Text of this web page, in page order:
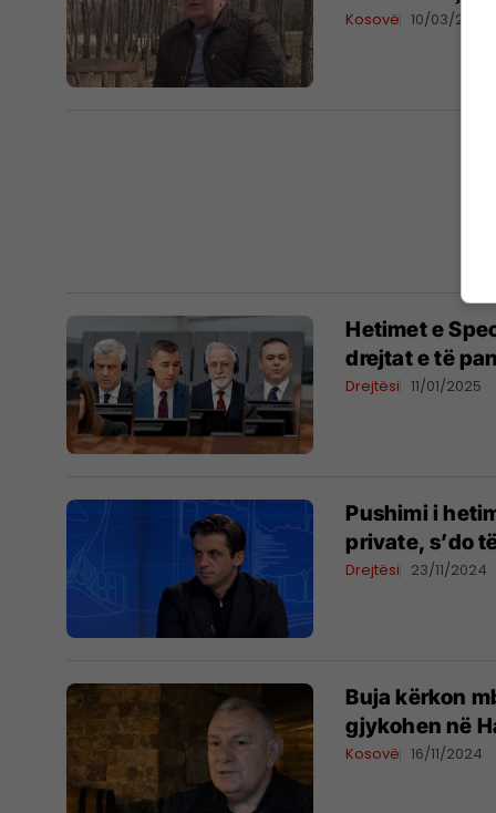
Kosovë 10/03/2025
Hetimet e
drejtat e të
Drejtësi 11/01/2025
Pushimi i
private, s’do
Drejtësi 23/11/2024
Buja kërkon
gjykohen në
Kosovë 16/11/2024